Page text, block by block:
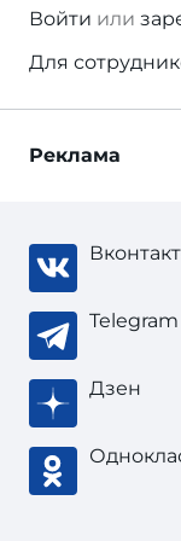
Войти или
Для
Реклама
Telegram
Дзен